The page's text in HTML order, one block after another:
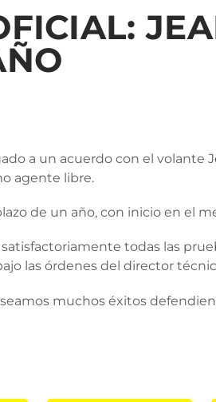
a un acuerdo con el volante
agente libre.
de un año, con inicio en el
todas las
las órdenes del director
muchos éxitos